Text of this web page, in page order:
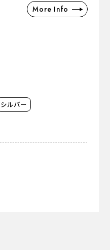
More Info
シルバー